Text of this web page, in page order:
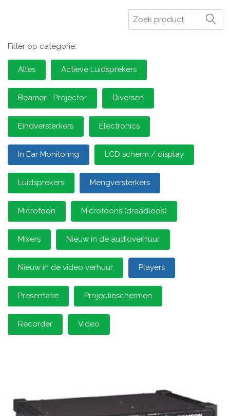
Zoeken
Filter op categorie:
Alles Actieve Luidsprekers
Beamer - Projector Diversen
Eindversterkers Electronics
In Ear Monitoring LCD scherm / display
Luidsprekers Mengversterkers
Microfoon Microfoons (draadloos)
Mixers Nieuw in de audioverhuur
Nieuw in de video verhuur Players
Presentatie Projectieschermen
Recorder Video